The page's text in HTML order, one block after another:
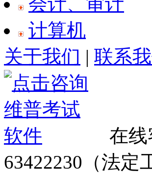
计算机
关于我们 | 联系
在线
63422230（法定